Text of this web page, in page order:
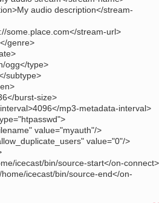
audio description</stream-
some.place.com</stream-url>
genre>
ogg</type>
subtype>
burst-size>
mp3-metadata-interval>
value="myauth"/>
value="0"/>
icecast/bin/source-start</on-connect>
icecast/bin/source-end</on-